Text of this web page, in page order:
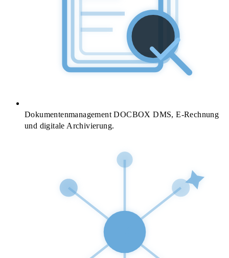
DokumentenmanagementDOCBOX DMS, E-Rechnung
und digitale Archivierung.